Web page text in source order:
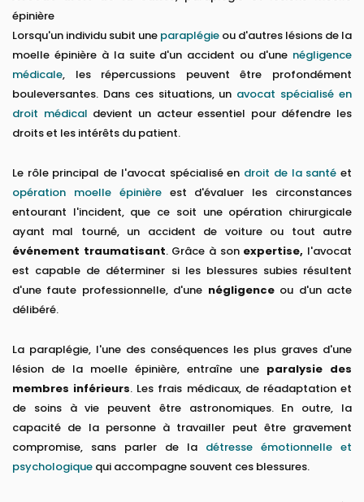
épinière
Lorsqu'un individu subit une paraplégie ou d'autres lésions de la
moelle épinière à la suite d'un accident ou d'une négligence
médicale, les répercussions peuvent être profondément
bouleversantes. Dans ces situations, un avocat spécialisé en
droit médical devient un acteur essentiel pour défendre les
droits et les intérêts du patient.
Le rôle principal de l'avocat spécialisé en droit de la santé et
opération moelle épinièreest d'évaluer les circonstances
entourant l'incident, que ce soit une opération chirurgicale
ayant mal tourné, un accident de voiture ou tout autre
événement traumatisant. Grâce à son expertise, l'avocat
est capable de déterminer si les blessures subies résultent
d'une faute professionnelle, d'une négligenceou d'un acte
délibéré.
La paraplégie, l'une des conséquences les plus graves d'une
lésion de la moelle épinière, entraîne une paralysie des
membres inférieurs. Les frais médicaux, de réadaptation et
de soins à vie peuvent être astronomiques. En outre, la
capacité de la personne à travailler peut être gravement
compromise, sans parler de la détresse émotionnelle et
psychologique qui accompagne souvent ces blessures.